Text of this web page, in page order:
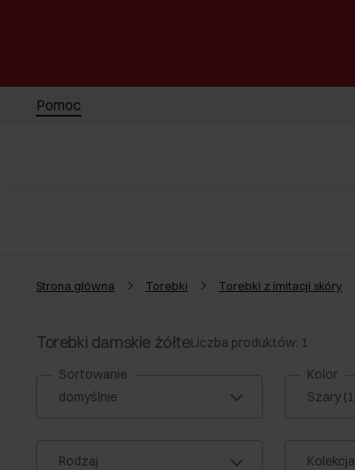
Pomoc
Strona główna Torebki Torebki z imitacji skóry
Torebki damskie żółteLiczba produktów: 1
Sortowanie
Kolor
Rodzaj Kolekcja